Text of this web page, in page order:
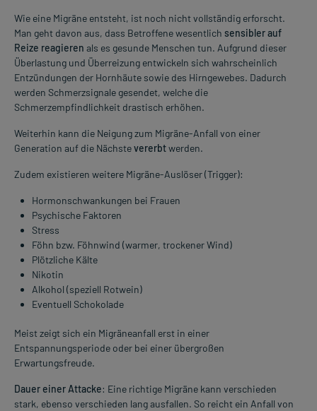
Wie eine Migräne entsteht, ist noch nicht vollständig erforscht.
Man geht davon aus, dass Betroffene wesentlich sensibler auf
Reize reagieren als es gesunde Menschen tun. Aufgrund dieser
Überlastung und Überreizung entwickeln sich wahrscheinlich
Entzündungen der Hornhäute sowie des Hirngewebes. Dadurch
werden Schmerzsignale gesendet, welche die
Schmerzempfindlichkeit drastisch erhöhen.
Weiterhin kann die Neigung zum Migräne-Anfall von einer
Generation auf die Nächstevererbtwerden.
Zudem existieren weitere Migräne-Auslöser (Trigger):
Hormonschwankungen bei Frauen
Psychische Faktoren
Stress
Föhn bzw. Föhnwind (warmer, trockener Wind)
Plötzliche Kälte
Nikotin
Alkohol (speziell Rotwein)
Eventuell Schokolade
Meist zeigt sich ein Migräneanfall erst in einer
Entspannungsperiode oder bei einer übergroßen
Erwartungsfreude.
Dauer einer Attacke: Eine richtige Migräne kann verschieden
stark, ebenso verschieden lang ausfallen. So reicht ein Anfall von